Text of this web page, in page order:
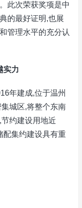
此次荣获奖项是中
的最好证明,也展
管理水平的充分认
实力
年建成,位于温州
城区,将整个东南
约建设用地近
配集约建设具有重